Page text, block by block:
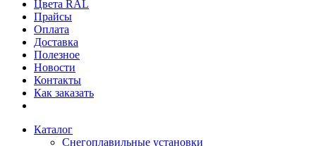
Цвета RAL
Прайсы
Оплата
Доставка
Полезное
Новости
Контакты
Как заказать
Каталог
Снегоплавильные установки